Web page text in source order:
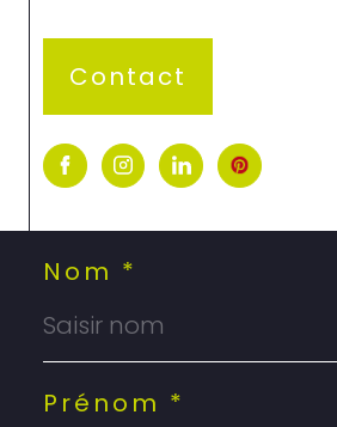
Nom *
Prénom *
Contact